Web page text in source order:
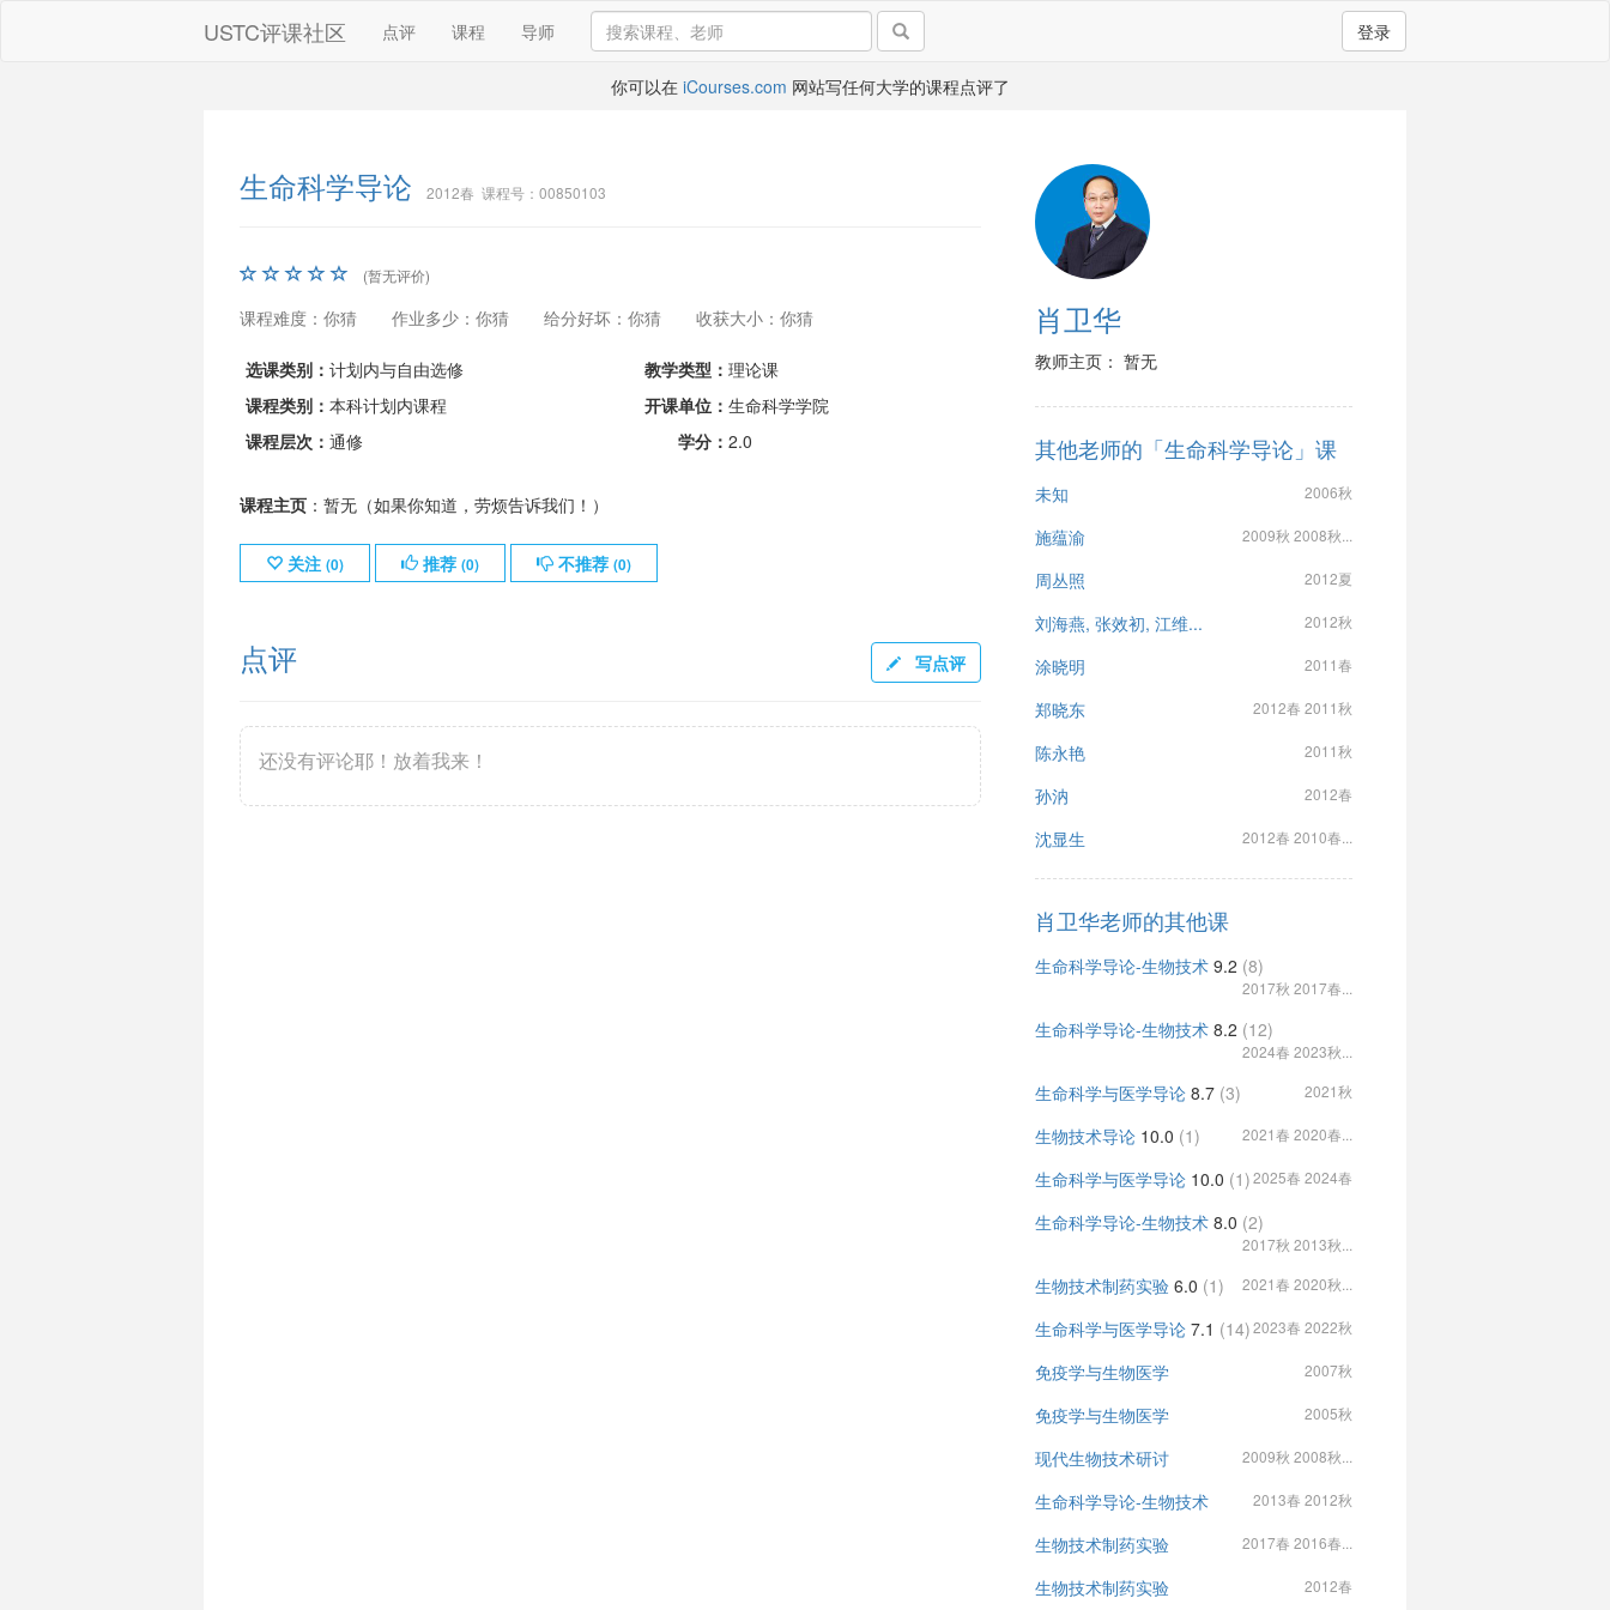
USTC评课社区 点评 课程 导师 登录
你可以在 iCourses.com 网站写任何大学的课程点评了
生命科学导论 2012春 课程号：00850103
(暂无评价)
课程难度：你猜 作业多少：你猜 给分好坏：你猜 收获大小：你猜
选课类别： 计划内与自由选修 教学类型： 理论课
课程类别： 本科计划内课程 开课单位： 生命科学学院
课程层次： 通修 学分： 2.0
课程主页：暂无（如果你知道，劳烦告诉我们！）
关注 (0) 推荐 (0) 不推荐 (0)
点评 写点评
还没有评论耶！放着我来！
肖卫华
教师主页： 暂无
其他老师的「生命科学导论」课
未知 2006秋
施蕴渝 2009秋 2008秋...
周丛照 2012夏
刘海燕, 张效初, 江维... 2012秋
涂晓明 2011春
郑晓东 2012春 2011秋
陈永艳 2011秋
孙汭 2012春
沈显生 2012春 2010春...
肖卫华老师的其他课
生命科学导论-生物技术 9.2 (8)
2017秋 2017春...
生命科学导论-生物技术 8.2 (12)
2024春 2023秋...
生命科学与医学导论 8.7 (3) 2021秋
生物技术导论 10.0 (1) 2021春 2020春...
生命科学与医学导论 10.0 (1) 2025春 2024春
生命科学导论-生物技术 8.0 (2)
2017秋 2013秋...
生物技术制药实验 6.0 (1) 2021春 2020秋...
生命科学与医学导论 7.1 (14) 2023春 2022秋
免疫学与生物医学 2007秋
免疫学与生物医学 2005秋
现代生物技术研讨 2009秋 2008秋...
生命科学导论-生物技术 2013春 2012秋
生物技术制药实验 2017春 2016春...
生物技术制药实验 2012春